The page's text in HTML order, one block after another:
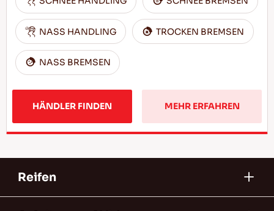
NASS HANDLING TROCKEN BREMSEN
NASS BREMSEN
HÄNDLER FINDEN MEHR ERFAHREN
Reifen